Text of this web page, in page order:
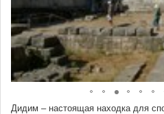
Дидим – настоящая находка для